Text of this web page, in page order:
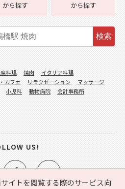
イトを閲覧する際のサービス向
から探す
から探す
検索
料理 焼肉
イタリア料理
カフェ リラクゼーション
マッサージ
小児科 動物病院
会計事務所
US!